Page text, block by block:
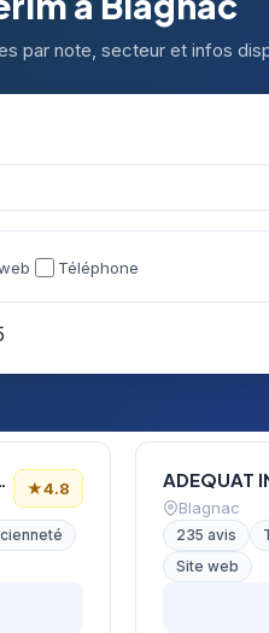
par note, secteur et infos
Téléphone
★4.8
Blagnac
235 avis
Site web